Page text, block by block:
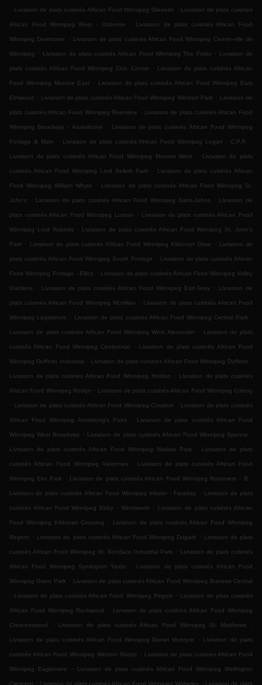
. Livraison de plats cuisinés African Food Winnipeg Glenelm . Livraison de plats cuisinés
African Food Winnipeg River - Osborne . Livraison de plats cuisinés African Food
Winnipeg Downtown . Livraison de plats cuisinés African Food Winnipeg Centre-ville de
Winnipeg . Livraison de plats cuisinés African Food Winnipeg The Forks . Livraison de
plats cuisinés African Food Winnipeg Civic Centre . Livraison de plats cuisinés African
Food Winnipeg Munroe East . Livraison de plats cuisinés African Food Winnipeg East
Elmwood . Livraison de plats cuisinés African Food Winnipeg Windsor Park . Livraison de
plats cuisinés African Food Winnipeg Riverview . Livraison de plats cuisinés African Food
Winnipeg Broadway - Assiniboine . Livraison de plats cuisinés African Food Winnipeg
Portage & Main . Livraison de plats cuisinés African Food Winnipeg Logan - C.P.R. .
Livraison de plats cuisinés African Food Winnipeg Munroe West . Livraison de plats
cuisinés African Food Winnipeg Lord Selkirk Park . Livraison de plats cuisinés African
Food Winnipeg William Whyte . Livraison de plats cuisinés African Food Winnipeg St.
John's . Livraison de plats cuisinés African Food Winnipeg Saint-Johns . Livraison de
plats cuisinés African Food Winnipeg Luxton . Livraison de plats cuisinés African Food
Winnipeg Lord Roberts . Livraison de plats cuisinés African Food Winnipeg St. John's
Park . Livraison de plats cuisinés African Food Winnipeg Kildonan Drive . Livraison de
plats cuisinés African Food Winnipeg South Portage . Livraison de plats cuisinés African
Food Winnipeg Portage - Ellice . Livraison de plats cuisinés African Food Winnipeg Valley
Gardens . Livraison de plats cuisinés African Food Winnipeg Earl Grey . Livraison de
plats cuisinés African Food Winnipeg Mcmillan . Livraison de plats cuisinés African Food
Winnipeg Legislature . Livraison de plats cuisinés African Food Winnipeg Central Park .
Livraison de plats cuisinés African Food Winnipeg West Alexander . Livraison de plats
cuisinés African Food Winnipeg Centennial . Livraison de plats cuisinés African Food
Winnipeg Dufferin Industrial . Livraison de plats cuisinés African Food Winnipeg Dufferin .
Livraison de plats cuisinés African Food Winnipeg Holden . Livraison de plats cuisinés
African Food Winnipeg Roslyn . Livraison de plats cuisinés African Food Winnipeg Colony
. Livraison de plats cuisinés African Food Winnipeg Corydon . Livraison de plats cuisinés
African Food Winnipeg Armstrong's Point . Livraison de plats cuisinés African Food
Winnipeg West Broadway . Livraison de plats cuisinés African Food Winnipeg Spence .
Livraison de plats cuisinés African Food Winnipeg Niakwa Park . Livraison de plats
cuisinés African Food Winnipeg Varennes . Livraison de plats cuisinés African Food
Winnipeg Elm Park . Livraison de plats cuisinés African Food Winnipeg Rossmere - B .
Livraison de plats cuisinés African Food Winnipeg Inkster - Faraday . Livraison de plats
cuisinés African Food Winnipeg Ebby - Wentworth . Livraison de plats cuisinés African
Food Winnipeg Kildonan Crossing . Livraison de plats cuisinés African Food Winnipeg
Regent . Livraison de plats cuisinés African Food Winnipeg Dugald . Livraison de plats
cuisinés African Food Winnipeg St. Boniface Industrial Park . Livraison de plats cuisinés
African Food Winnipeg Symington Yards . Livraison de plats cuisinés African Food
Winnipeg Grant Park . Livraison de plats cuisinés African Food Winnipeg Burrows Central
. Livraison de plats cuisinés African Food Winnipeg Peguis . Livraison de plats cuisinés
African Food Winnipeg Rockwood . Livraison de plats cuisinés African Food Winnipeg
Crescentwood . Livraison de plats cuisinés African Food Winnipeg St. Matthews .
Livraison de plats cuisinés African Food Winnipeg Daniel Mcintyre . Livraison de plats
cuisinés African Food Winnipeg Weston Shops . Livraison de plats cuisinés African Food
Winnipeg Eaglemere . Livraison de plats cuisinés African Food Winnipeg Wellington
Crescent . Livraison de plats cuisinés African Food Winnipeg Wolseley . Livraison de plats